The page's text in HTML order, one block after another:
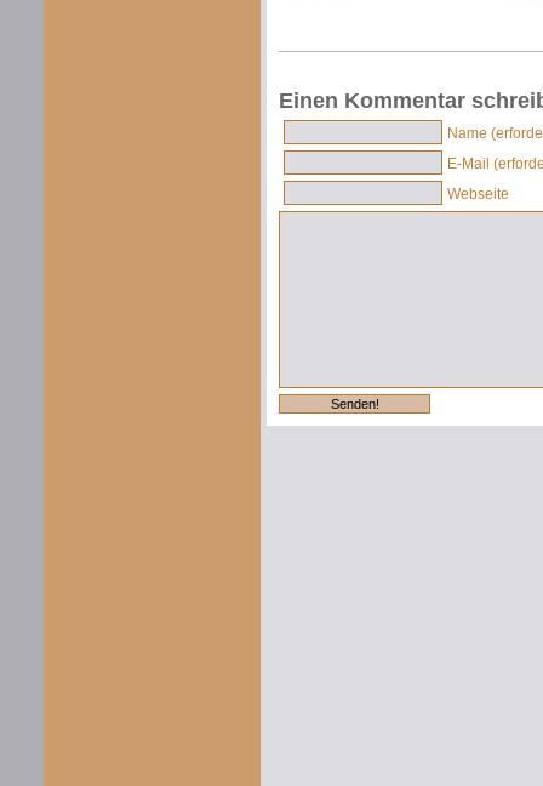
Einen Kommentar
Name
E-Mail
Webseite